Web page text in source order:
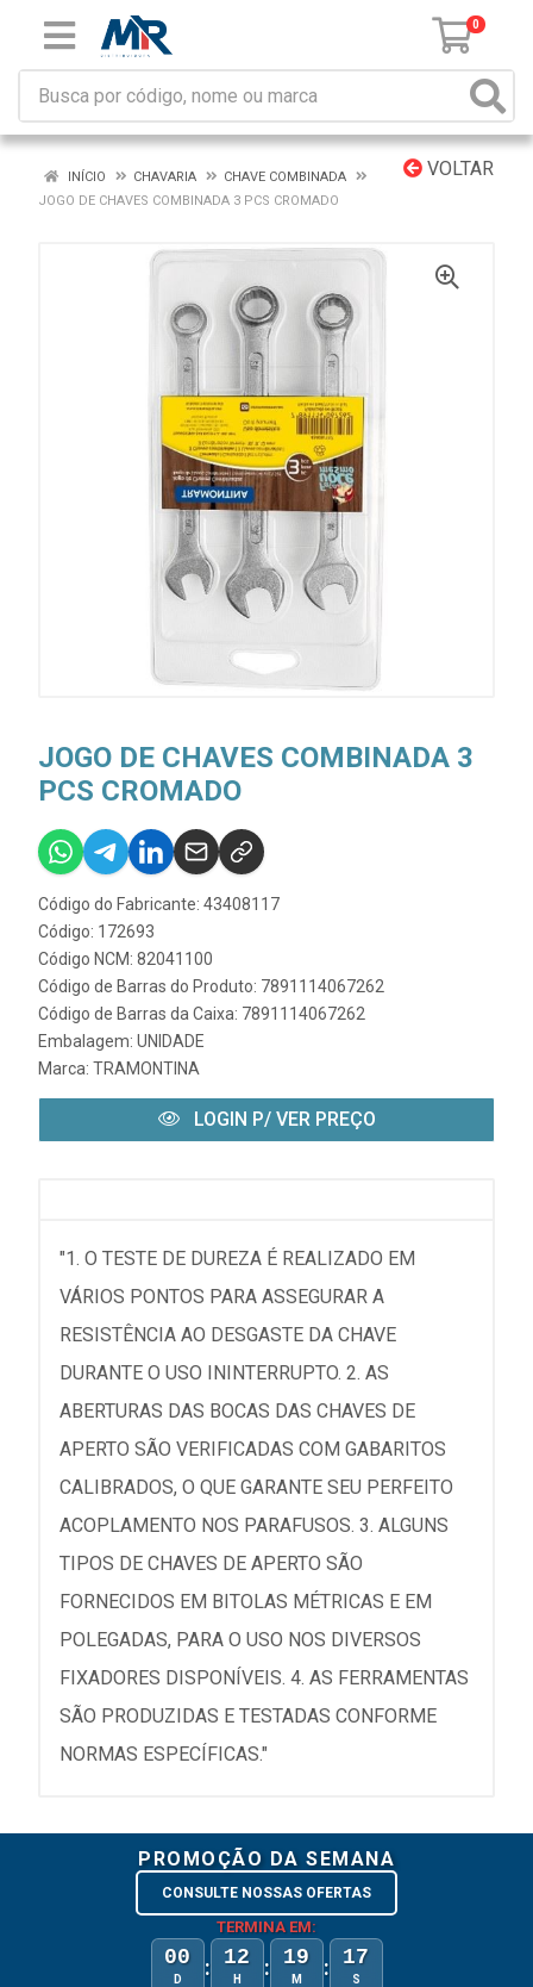
0
VOLTAR
INÍCIO CHAVARIA
CHAVE COMBINADA
JOGO DE CHAVES COMBINADA 3 PCS CROMADO
JOGO DE CHAVES COMBINADA 3
PCS CROMADO
Código do Fabricante: 43408117
Código: 172693
Código NCM: 82041100
Código de Barras do Produto: 7891114067262
Código de Barras da Caixa: 7891114067262
Embalagem: UNIDADE
Marca: TRAMONTINA
LOGIN P/ VER PREÇO
"1. O TESTE DE DUREZA É REALIZADO EM
VÁRIOS PONTOS PARA ASSEGURAR A
RESISTÊNCIA AO DESGASTE DA CHAVE
DURANTE O USO ININTERRUPTO. 2. AS
ABERTURAS DAS BOCAS DAS CHAVES DE
APERTO SÃO VERIFICADAS COM GABARITOS
CALIBRADOS, O QUE GARANTE SEU PERFEITO
ACOPLAMENTO NOS PARAFUSOS. 3. ALGUNS
TIPOS DE CHAVES DE APERTO SÃO
FORNECIDOS EM BITOLAS MÉTRICAS E EM
POLEGADAS, PARA O USO NOS DIVERSOS
FIXADORES DISPONÍVEIS. 4. AS FERRAMENTAS
SÃO PRODUZIDAS E TESTADAS CONFORME
NORMAS ESPECÍFICAS."
PROMOÇÃO DA SEMANA
CONSULTE NOSSAS OFERTAS
TERMINA EM:
00
D : 12
H : 19
M : 17
S